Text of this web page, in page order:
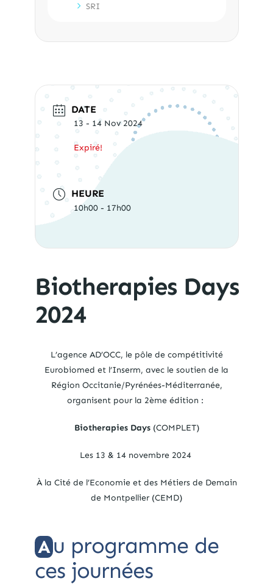
SRI
DATE
13 - 14 Nov 2024
Expiré!
HEURE
10h00 - 17h00
Biotherapies Days
2024
L’agence AD’OCC, le pôle de compétitivité
Eurobiomed et l’Inserm, avec le soutien de la
Région Occitanie/Pyrénées-Méditerranée,
organisent pour la 2ème édition :
Biotherapies Days(COMPLET)
Les 13 & 14 novembre 2024
À la Cité de l’Economie et des Métiers de Demain
de Montpellier (CEMD)
Au programme de
ces journées